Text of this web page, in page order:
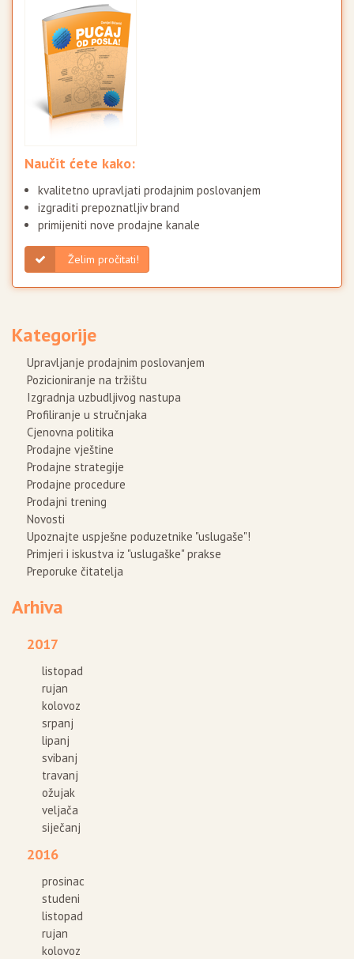
Naučit ćete kako:
kvalitetno upravljati prodajnim poslovanjem
izgraditi prepoznatljiv brand
primijeniti nove prodajne kanale
Želim pročitati!
Kategorije
Upravljanje prodajnim poslovanjem
Pozicioniranje na tržištu
Izgradnja uzbudljivog nastupa
Profiliranje u stručnjaka
Cjenovna politika
Prodajne vještine
Prodajne strategije
Prodajne procedure
Prodajni trening
Novosti
Upoznajte uspješne poduzetnike "uslugaše"!
Primjeri i iskustva iz "uslugaške" prakse
Preporuke čitatelja
Arhiva
2017
listopad
rujan
kolovoz
srpanj
lipanj
svibanj
travanj
ožujak
veljača
siječanj
2016
prosinac
studeni
listopad
rujan
kolovoz